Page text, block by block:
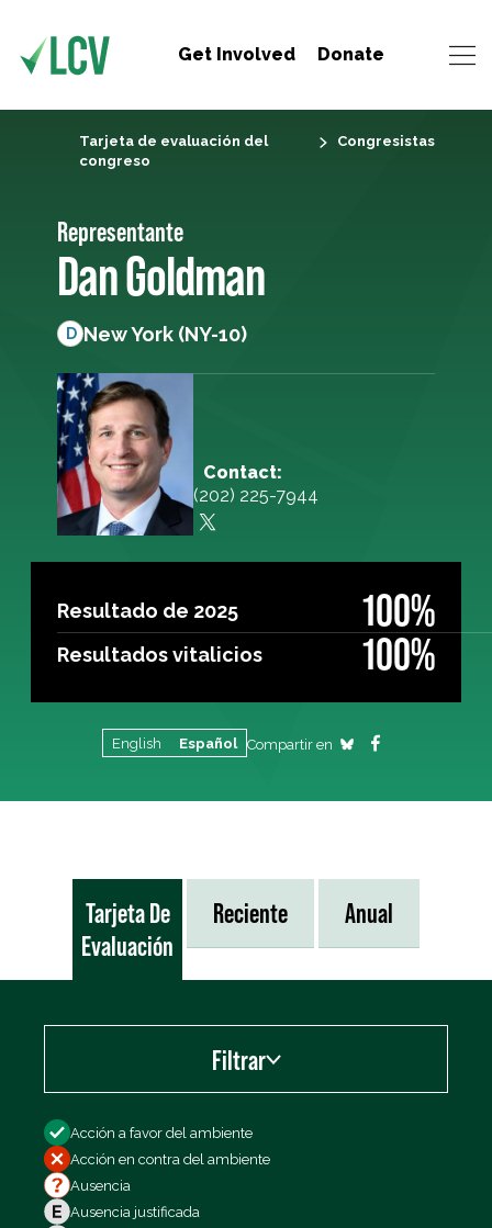
Get Involved Donate
Tarjeta de evaluación del
congreso
Congresistas
Representante
Dan Goldman
D New York (NY-10)
Contact:
(202) 225-7944
Resultado de 2025 100%
Resultados vitalicios 100%
English Español Compartir en
Tarjeta De
Evaluación
Reciente Anual
Filtrar
Filtrar por
Acción a favor del ambiente
Acción en contra del ambiente
Ausencia
Ausencia justificada